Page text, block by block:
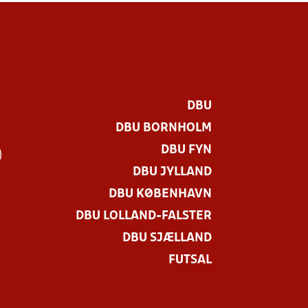
DBU
DBU BORNHOLM
DBU FYN
DBU JYLLAND
DBU KØBENHAVN
DBU LOLLAND-FALSTER
DBU SJÆLLAND
FUTSAL